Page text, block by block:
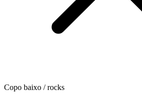
Copo baixo / rocks